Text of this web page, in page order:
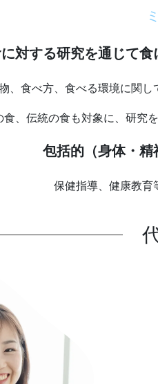
対する研究を通じて食
、食べ方、食べる環境に関し
食、伝統の食も対象に、研究
包括的（身体・精
保健指導、健康教育